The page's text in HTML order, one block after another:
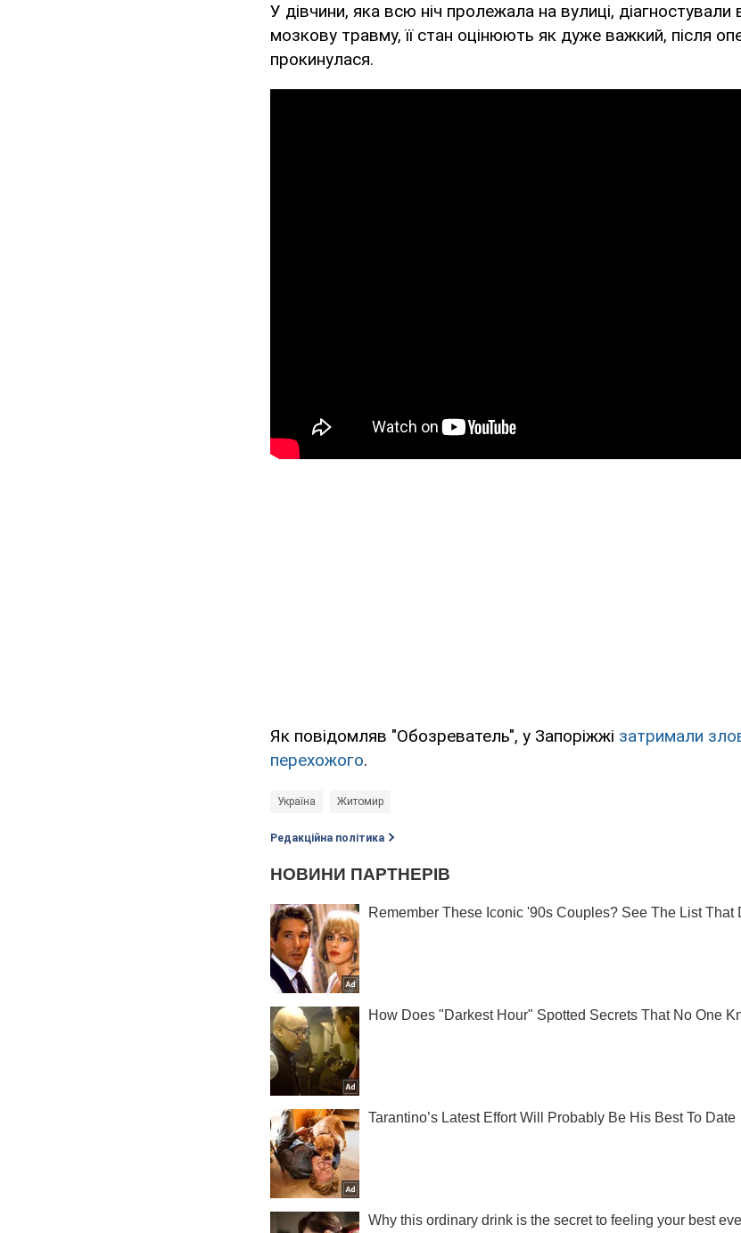
У дівчини, яка всю ніч пролежала на вулиці, діагностували
мозкову травму, її стан оцінюють як дуже важкий, після
прокинулася.
Як повідомляв "Обозреватель", у Запоріжжі затримали
перехожого.
Україна Житомир
Редакційна політика